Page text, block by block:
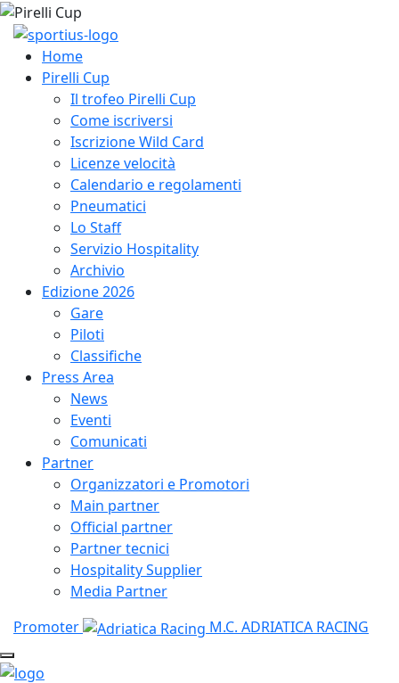
Home
Pirelli Cup
Il trofeo Pirelli Cup
Come iscriversi
Iscrizione Wild Card
Licenze velocità
Calendario e regolamenti
Pneumatici
Lo Staff
Servizio Hospitality
Archivio
Edizione 2026
Gare
Piloti
Classifiche
Press Area
News
Eventi
Comunicati
Partner
Organizzatori e Promotori
Main partner
Official partner
Partner tecnici
Hospitality Supplier
Media Partner
Promoter
M.C. ADRIATICA RACING